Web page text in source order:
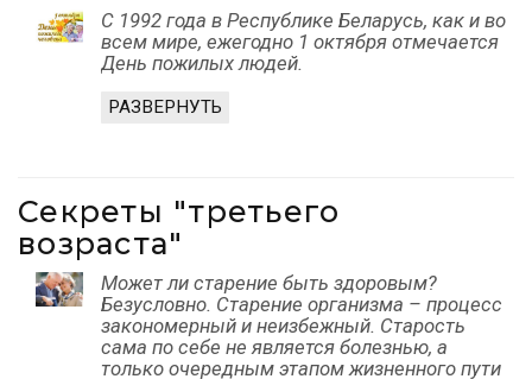
С 1992 года в Республике Беларусь, как и во
всем мире, ежегодно 1 октября отмечается
День пожилых людей.
РАЗВЕРНУТЬ
Секреты "третьего
возраста"
Может ли старение быть здоровым?
Безусловно. Старение организма – процесс
закономерный и неизбежный. Старость
сама по себе не является болезнью, а
только очередным этапом жизненного пути